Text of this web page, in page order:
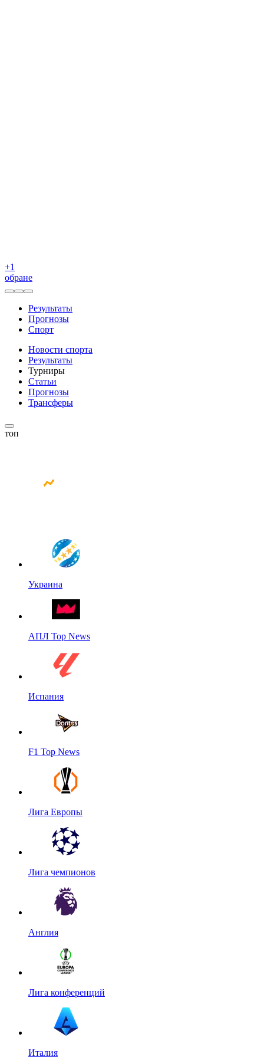
+1
обране
Результаты
Прогнозы
Спорт
Новости спорта
Результаты
Турниры
Статьи
Прогнозы
Трансферы
топ
Украина
АПЛ Top News
Испания
F1 Top News
Лига Европы
Лига чемпионов
Англия
Лига конференций
Италия